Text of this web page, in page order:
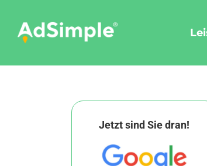
content
Jetzt sind Sie dran!